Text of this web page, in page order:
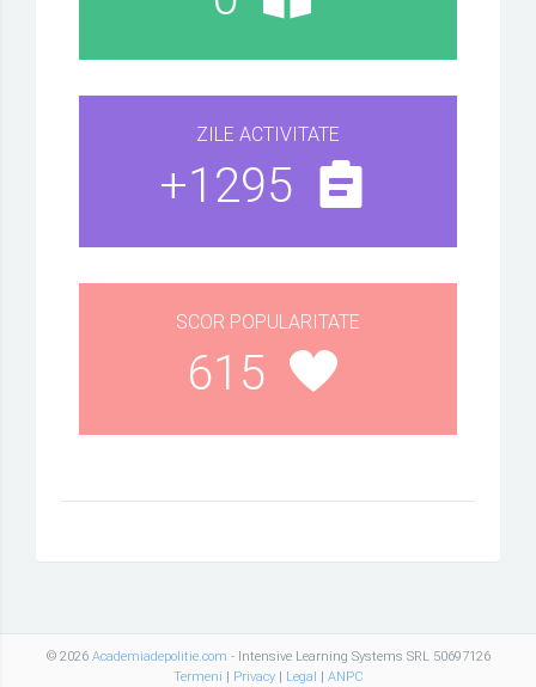
ZILE ACTIVITATE
+1295
SCOR POPULARITATE
615
© 2026 Academiadepolitie.com - Intensive Learning Systems SRL 50697126
Termeni | Privacy| Legal | ANPC